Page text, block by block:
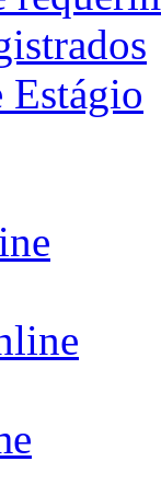
Estágio